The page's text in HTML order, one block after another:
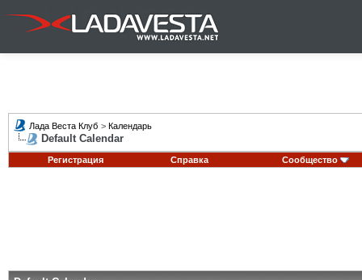
Лада Веста Клуб > Календарь
Default Calendar
Регистрация Справка Сообщество